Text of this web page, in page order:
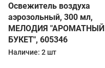
Освежитель воздуха
аэрозольный, 300 мл,
МЕЛОДИЯ "АРОМАТНЫЙ
БУКЕТ", 605346
Наличие: 2 шт